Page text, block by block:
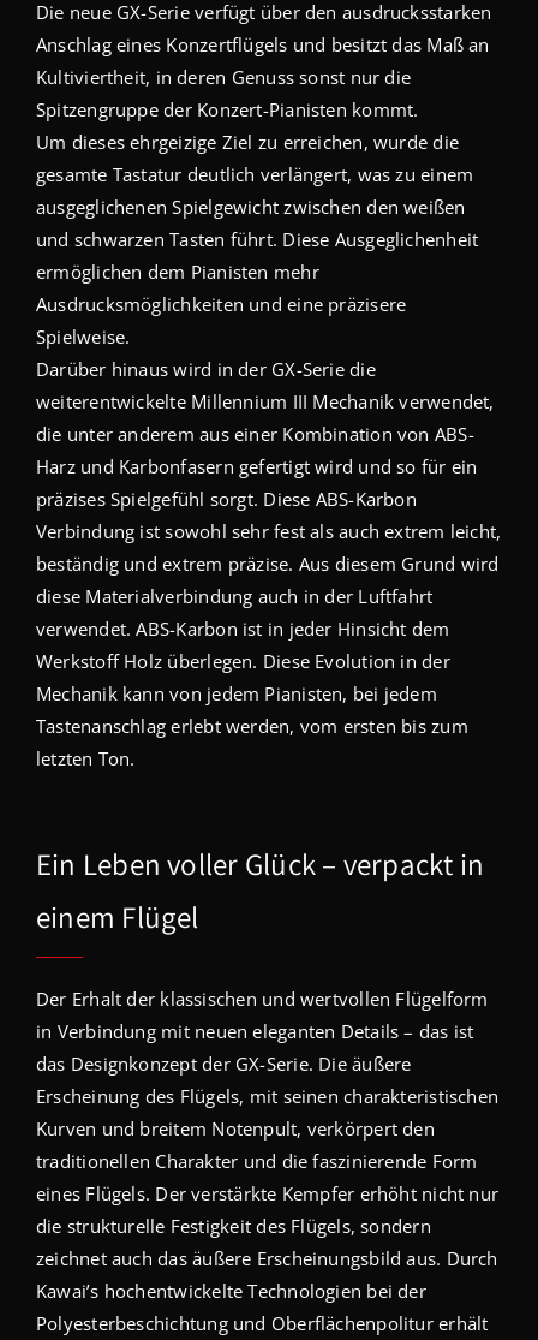
Die neue GX-Serie verfügt über den ausdrucksstarken
Anschlag eines Konzertflügels und besitzt das Maß an
Kultiviertheit, in deren Genuss sonst nur die
Spitzengruppe der Konzert-Pianisten kommt.
Um dieses ehrgeizige Ziel zu erreichen, wurde die
gesamte Tastatur deutlich verlängert, was zu einem
ausgeglichenen Spielgewicht zwischen den weißen
und schwarzen Tasten führt. Diese Ausgeglichenheit
ermöglichen dem Pianisten mehr
Ausdrucksmöglichkeiten und eine präzisere
Spielweise.
Darüber hinaus wird in der GX-Serie die
weiterentwickelte Millennium III Mechanik verwendet,
die unter anderem aus einer Kombination von ABS-
Harz und Karbonfasern gefertigt wird und so für ein
präzises Spielgefühl sorgt. Diese ABS-Karbon
Verbindung ist sowohl sehr fest als auch extrem leicht,
beständig und extrem präzise. Aus diesem Grund wird
diese Materialverbindung auch in der Luftfahrt
verwendet. ABS-Karbon ist in jeder Hinsicht dem
Werkstoff Holz überlegen. Diese Evolution in der
Mechanik kann von jedem Pianisten, bei jedem
Tastenanschlag erlebt werden, vom ersten bis zum
letzten Ton.
Ein Leben voller Glück – verpackt in
einem Flügel
Der Erhalt der klassischen und wertvollen Flügelform
in Verbindung mit neuen eleganten Details – das ist
das Designkonzept der GX-Serie. Die äußere
Erscheinung des Flügels, mit seinen charakteristischen
Kurven und breitem Notenpult, verkörpert den
traditionellen Charakter und die faszinierende Form
eines Flügels. Der verstärkte Kempfer erhöht nicht nur
die strukturelle Festigkeit des Flügels, sondern
zeichnet auch das äußere Erscheinungsbild aus. Durch
Kawai’s hochentwickelte Technologien bei der
Polyesterbeschichtung und Oberflächenpolitur erhält